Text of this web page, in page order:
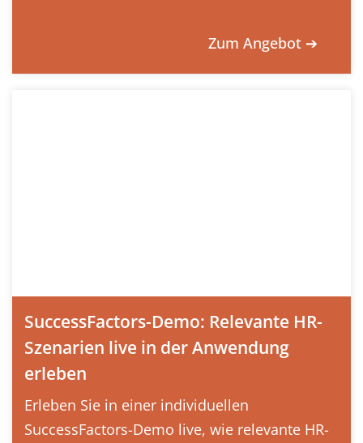
Zum Angebot ➔
SuccessFactors-Demo: Relevante HR-
Szenarien live in der Anwendung
erleben
Erleben Sie in einer individuellen
SuccessFactors-Demo live, wie relevante HR-